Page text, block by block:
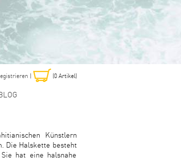
(0Artikel)
Künstlern
Die Halskette besteht
hat eine halsnahe